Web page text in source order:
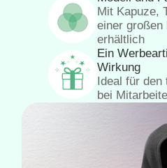
Mit Kapuze,
einer großen
erhältlich
Ein
Wirkung
Ideal für den
bei